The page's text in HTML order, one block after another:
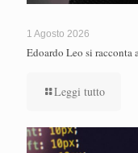
1 Agosto 2026
Edoardo Leo si racconta
Leggi tutto